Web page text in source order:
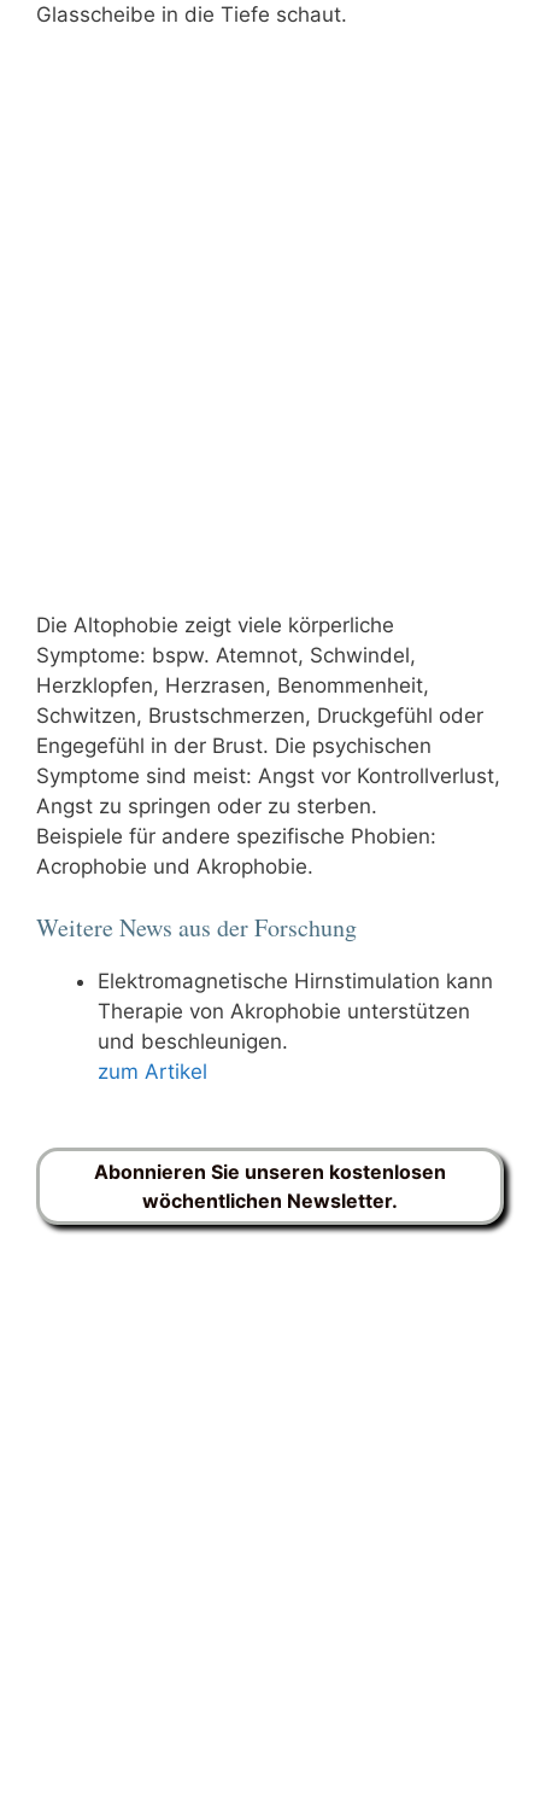
Glasscheibe in die Tiefe schaut.
Die Altophobie zeigt viele körperliche
Symptome: bspw. Atemnot, Schwindel,
Herzklopfen, Herzrasen, Benommenheit,
Schwitzen, Brustschmerzen, Druckgefühl oder
Engegefühl in der Brust. Die psychischen
Symptome sind meist: Angst vor Kontrollverlust,
Angst zu springen oder zu sterben.
Beispiele für andere spezifische Phobien:
Acrophobie und Akrophobie.
Weitere News aus der Forschung
Elektromagnetische Hirnstimulation kann
Therapie von Akrophobie unterstützen
und beschleunigen.
zum Artikel
Abonnieren Sie unseren kostenlosen
wöchentlichen Newsletter.